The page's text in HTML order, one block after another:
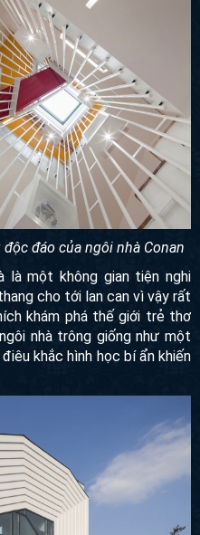
đáo của ngôi nhà Conan
là một không gian tiện nghi
cho tới lan can vì vậy rất
khám phá thế giới trẻ thơ
ngôi nhà trông giống như
điêu khắc hình học bí ẩn
mò.